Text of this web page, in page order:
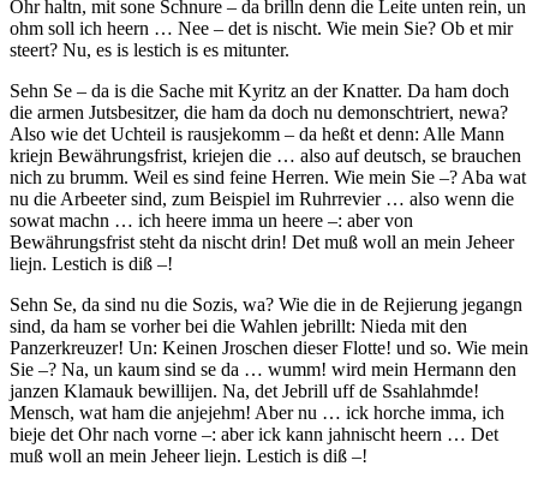
Ohr haltn, mit sone Schnure – da brilln denn die Leite unten rein, un
ohm soll ich heern … Nee – det is nischt. Wie mein Sie? Ob et mir
steert? Nu, es is lestich is es mitunter.
Sehn Se – da is die Sache mit Kyritz an der Knatter. Da ham doch
die armen Jutsbesitzer, die ham da doch nu demonschtriert, newa?
Also wie det Uchteil is rausjekomm – da heßt et denn: Alle Mann
kriejn Bewährungsfrist, kriejen die … also auf deutsch, se brauchen
nich zu brumm. Weil es sind feine Herren. Wie mein Sie –? Aba wat
nu die Arbeeter sind, zum Beispiel im Ruhrrevier … also wenn die
sowat machn … ich heere imma un heere –: aber von
Bewährungsfrist steht da nischt drin! Det muß woll an mein Jeheer
liejn. Lestich is diß –!
Sehn Se, da sind nu die Sozis, wa? Wie die in de Rejierung jegangn
sind, da ham se vorher bei die Wahlen jebrillt: Nieda mit den
Panzerkreuzer! Un: Keinen Jroschen dieser Flotte! und so. Wie mein
Sie –? Na, un kaum sind se da … wumm! wird mein Hermann den
janzen Klamauk bewillijen. Na, det Jebrill uff de Ssahlahmde!
Mensch, wat ham die anjejehm! Aber nu … ick horche imma, ich
bieje det Ohr nach vorne –: aber ick kann jahnischt heern … Det
muß woll an mein Jeheer liejn. Lestich is diß –!